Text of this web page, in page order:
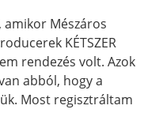
amikor Mészáros
KÉTSZER
rendezés volt. Azok
abból, hogy a
Most regisztráltam